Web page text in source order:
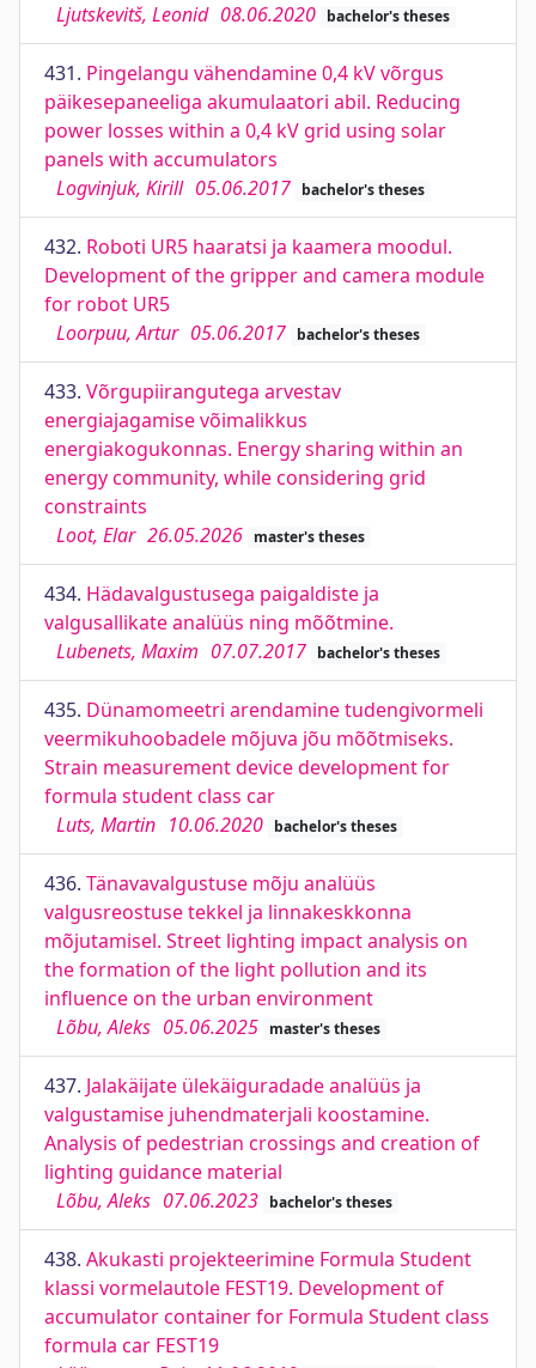
Ljutskevitš, Leonid 08.06.2020 bachelor's theses
431. Pingelangu vähendamine 0,4 kV võrgus
päikesepaneeliga akumulaatori abil. Reducing
power losses within a 0,4 kV grid using solar
panels with accumulators
Logvinjuk, Kirill 05.06.2017 bachelor's theses
432. Roboti UR5 haaratsi ja kaamera moodul.
Development of the gripper and camera module
for robot UR5
Loorpuu, Artur 05.06.2017 bachelor's theses
433. Võrgupiirangutega arvestav
energiajagamise võimalikkus
energiakogukonnas. Energy sharing within an
energy community, while considering grid
constraints
Loot, Elar 26.05.2026 master's theses
434. Hädavalgustusega paigaldiste ja
valgusallikate analüüs ning mõõtmine.
Lubenets, Maxim 07.07.2017 bachelor's theses
435. Dünamomeetri arendamine tudengivormeli
veermikuhoobadele mõjuva jõu mõõtmiseks.
Strain measurement device development for
formula student class car
Luts, Martin 10.06.2020 bachelor's theses
436. Tänavavalgustuse mõju analüüs
valgusreostuse tekkel ja linnakeskkonna
mõjutamisel. Street lighting impact analysis on
the formation of the light pollution and its
influence on the urban environment
Lõbu, Aleks 05.06.2025 master's theses
437. Jalakäijate ülekäiguradade analüüs ja
valgustamise juhendmaterjali koostamine.
Analysis of pedestrian crossings and creation of
lighting guidance material
Lõbu, Aleks 07.06.2023 bachelor's theses
438. Akukasti projekteerimine Formula Student
klassi vormelautole FEST19. Development of
accumulator container for Formula Student class
formula car FEST19